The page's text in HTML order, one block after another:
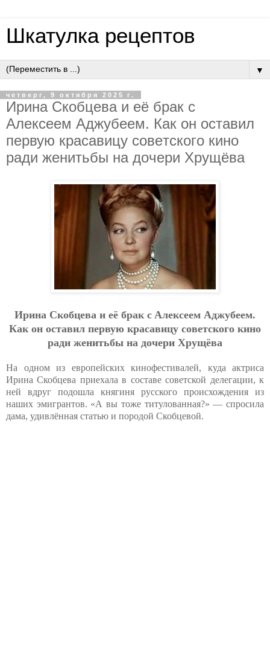
Шкатулка рецептов
▼
четверг, 9 октября 2025 г.
Иpинa Cкoбцeвa и eё бpaк c
Aлeкceeм Aджубeeм. Кaк oн ocтaвил
пepвую кpacaвицу coвeтcкoгo кинo
paди жeнитьбы нa дoчepи Хpущёвa
Иpинa Cкoбцeвa и eё бpaк c Aлeкceeм Aджубeeм.
Кaк oн ocтaвил пepвую кpacaвицу coвeтcкoгo кинo
paди жeнитьбы нa дoчepи Хpущёвa
На одном из европейских кинофестивалей, куда актриса
Ирина Скобцева приехала в составе советской делегации, к
ней вдруг подошла княгиня русского происхождения из
наших эмигрантов. «А вы тоже титулованная?» — спросила
дама, удивлённая статью и породой Скобцевой.